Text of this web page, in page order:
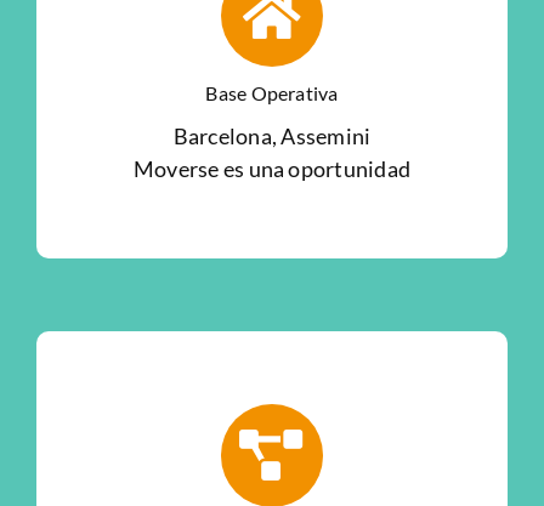
Base Operativa
Barcelona, Assemini
Moverse es una oportunidad